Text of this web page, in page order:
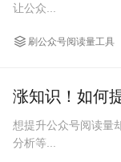
让公众...
刷公众号阅读量工具
涨知识！如何
想提升公众号阅读量
分析等...